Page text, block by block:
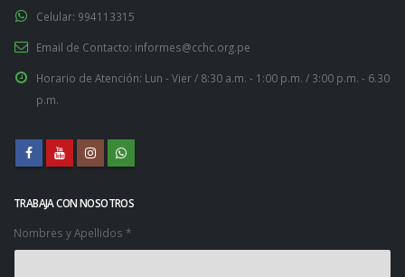
Celular: 994113315
Email de Contacto: informes@cchc.org.pe
Horario de Atención: Lun - Vier / 8:30 a.m. - 1:00 p.m. / 3:00 p.m. - 6.30
p.m.
TRABAJA CON NOSOTROS
Nombres y Apellidos *